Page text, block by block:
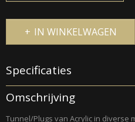
IN WINKELWAGEN
Specificaties
Productcode
823
Omschrijving
Tunnel/Plugs van Acrylic in diverse